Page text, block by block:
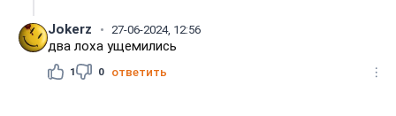
Jokerz 27-06-2024, 12:56
два лоха ущемились
1 0 ответить